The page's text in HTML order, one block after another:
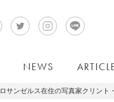
NEWS
ロサンゼルス在住の写真家クリント